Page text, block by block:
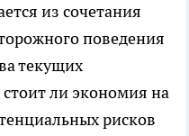
из сочетания
поведения
текущих
ли экономия на
рисков